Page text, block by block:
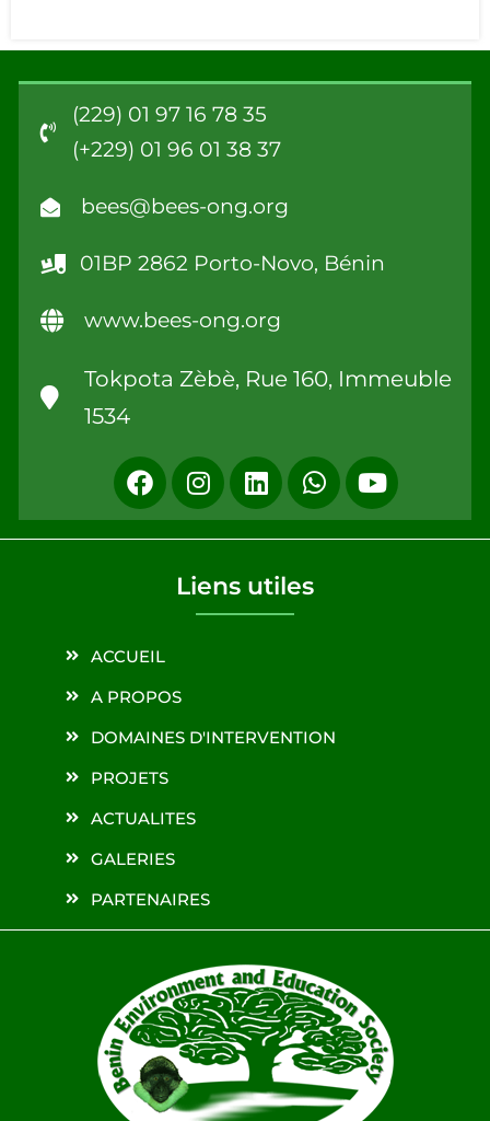
(229) 01 97 16 78 35
(+229) 01 96 01 38 37
bees@bees-ong.org
01BP 2862 Porto-Novo, Bénin
www.bees-ong.org
Tokpota Zèbè, Rue 160, Immeuble
1534
Liens utiles
ACCUEIL
A PROPOS
DOMAINES D'INTERVENTION
PROJETS
ACTUALITES
GALERIES
PARTENAIRES